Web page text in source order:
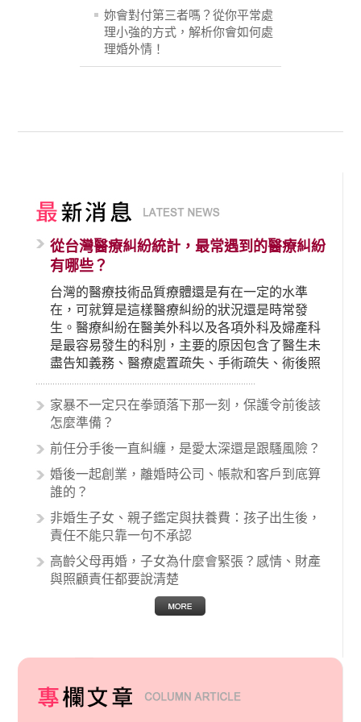
妳會對付第三者嗎？從你平常處
理小強的方式，解析你會如何處
理婚外情！
從台灣醫療糾紛統計，最常遇到的醫療糾紛
有哪些？
台灣的醫療技術品質療體還是有在一定的水準
在，可就算是這樣醫療糾紛的狀況還是時常發
生。醫療糾紛在醫美外科以及各項外科及婦產科
是最容易發生的科別，主要的原因包含了醫生未
盡告知義務、醫療處置疏失、手術疏失、術後照
顧失當、醫療費用的收取。雖然醫學進步，但醫
生與病患之間引起的糾紛還是經常發生。很多案
例中最後都走向訴訟流程，我們如果不幸遇到相
的內容其實非常多，有些案例…
家暴不一定只在拳頭落下那一刻，保護令前後該
怎麼準備？
前任分手後一直糾纏，是愛太深還是跟騷風險？
婚後一起創業，離婚時公司、帳款和客戶到底算
誰的？
非婚生子女、親子鑑定與扶養費：孩子出生後，
責任不能只靠一句不承認
高齡父母再婚，子女為什麼會緊張？感情、財產
與照顧責任都要說清楚